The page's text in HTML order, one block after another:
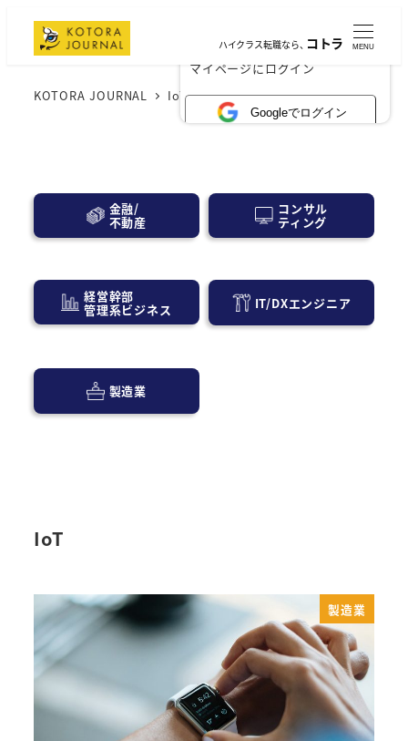
×
マイページにログイン
Googleでログイン
ハイクラス転職なら、コトラ MENU
KOTORA JOURNAL IoT
金融/
不動産
コンサル
ティング
経営幹部
管理系ビジネス IT/DXエンジニア
製造業
IoT
製造業